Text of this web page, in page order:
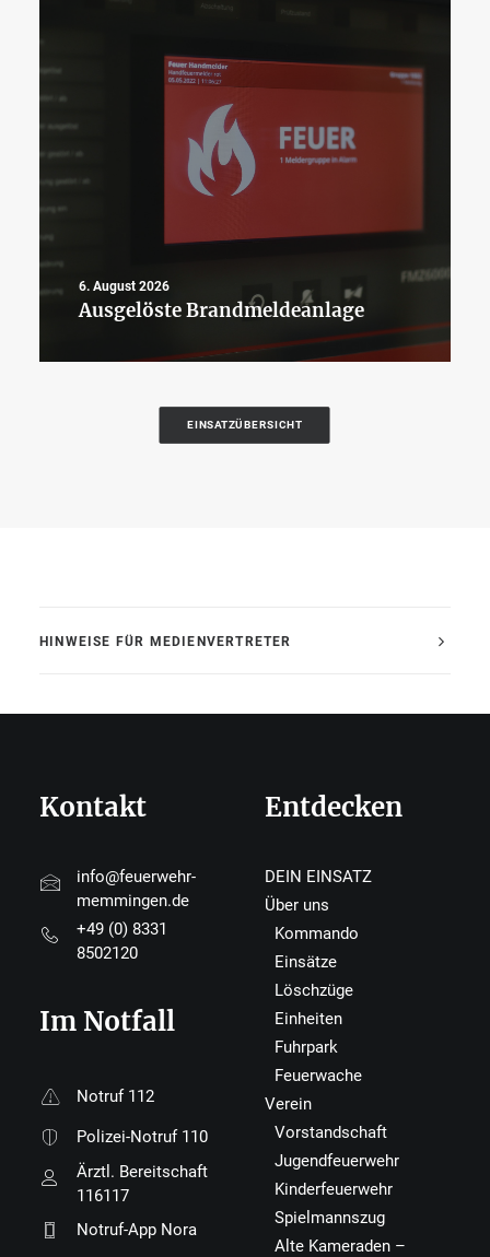
6. August 2026
Ausgelöste Brandmeldeanlage
EINSATZÜBERSICHT
HINWEISE FÜR MEDIENVERTRETER
Kontakt
info@feuerwehr-
memmingen.de
+49 (0) 8331
8502120
Im Notfall
Notruf 112
Polizei-Notruf 110
Ärztl. Bereitschaft
116117
Notruf-App Nora
Entdecken
DEIN EINSATZ
Über uns
Kommando
Einsätze
Löschzüge
Einheiten
Fuhrpark
Feuerwache
Verein
Vorstandschaft
Jugendfeuerwehr
Kinderfeuerwehr
Spielmannszug
Alte Kameraden –